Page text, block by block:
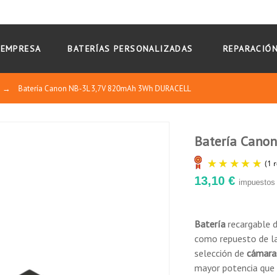
EMPRESA BATERÍAS PERSONALIZADAS
→ Batería Canon NB-3L 3,7V 820mAh 3Wh DURACELL
Batería
13,10 €
Bateríarecargable
como repuesto de
selección de
mayor potencia